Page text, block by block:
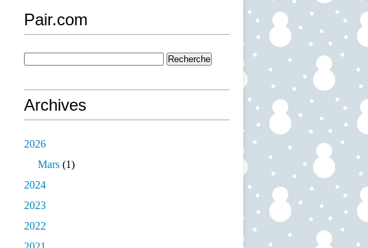
Pair.com
Archives
2026
Mars (1)
2024
2023
2022